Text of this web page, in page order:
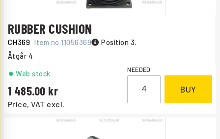
RUBBER CUSHION
CH369 Item no. 11056369 Position 3.
Åtgår 4
Price, VAT excl.
1 485.00
Web stock NEEDED
BUY